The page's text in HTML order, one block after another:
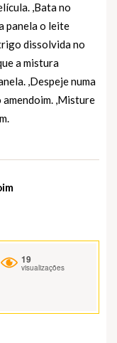
,Bata no
panela o leite
dissolvida no
a mistura
,Despeje numa
amendoim. ,Misture
19
visualizações